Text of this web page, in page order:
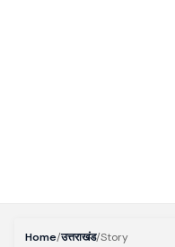
Home/उत्तराखंड/Story